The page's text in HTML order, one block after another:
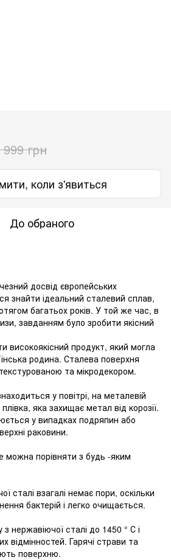
999 грн
коли з'явиться
До обраного
досвід європейських
знайти ідеальний сталевий сплав,
багатьох років. У той же час, в
завданням було зробити якісний
високоякісний продукт, який могла
родина. Сталева поверхня
та мікродекором.
у повітрі, на металевій
яка захищає метал від корозії.
у випадках подряпин або
раковини.
можна порівняти з будь -яким
сталі взагалі немає пори, оскільки
бактерій і легко очищається.
нержавіючої сталі до 1450 ° С і
відмінностей. Гарячі страви та
поверхню.